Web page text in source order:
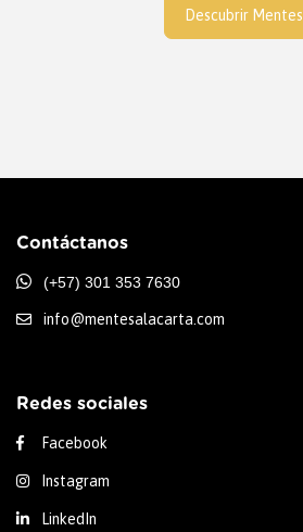
Descubrir Mentes
Contáctanos
(+57) 301 353 7630
info@mentesalacarta.com
Redes sociales
Facebook
Instagram
LinkedIn